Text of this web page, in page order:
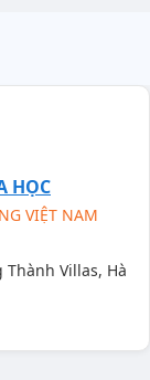
HỌC
VIỆT NAM
Thành Villas, Hà